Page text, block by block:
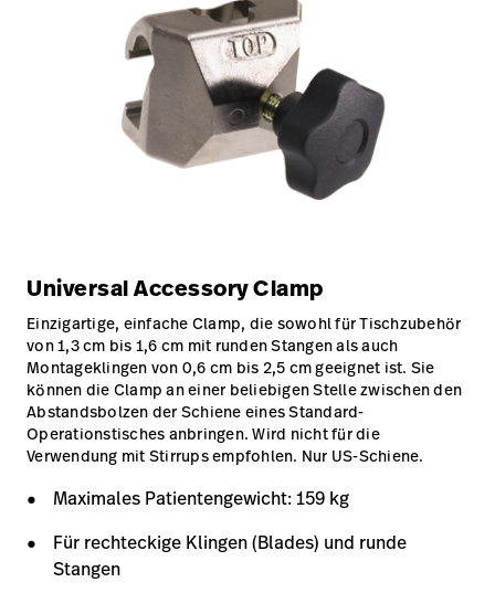
Universal Accessory Clamp
Einzigartige, einfache Clamp, die sowohl für Tischzubehör
von 1,3 cm bis 1,6 cm mit runden Stangen als auch
Montageklingen von 0,6 cm bis 2,5 cm geeignet ist. Sie
können die Clamp an einer beliebigen Stelle zwischen den
Abstandsbolzen der Schiene eines Standard-
Operationstisches anbringen. Wird nicht für die
Verwendung mit Stirrups empfohlen. Nur US-Schiene.
Maximales Patientengewicht: 159 kg
Für rechteckige Klingen (Blades) und runde
Stangen